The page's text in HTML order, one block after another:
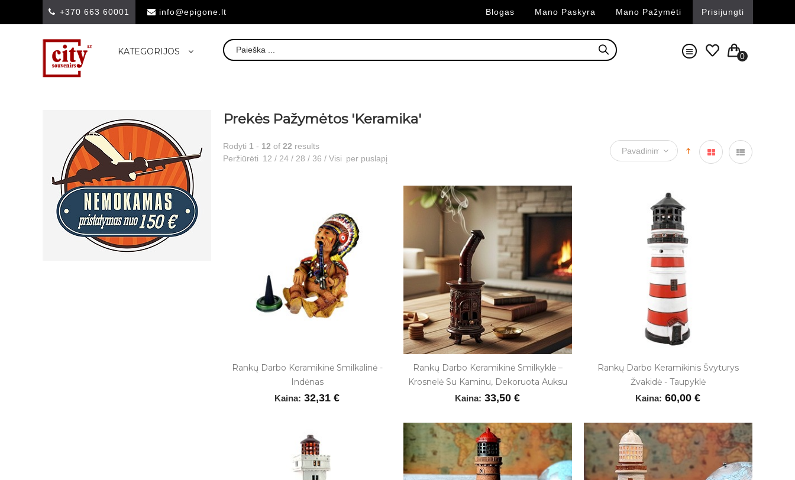
+370 663 60001 info@epigone.lt Blogas Mano Paskyra Mano Pažymėti Prisijungti
KATEGORIJOS 0
Prekės Pažymėtos 'Keramika'
Rodyti 1 - 12 of 22 results
Peržiūrėti 12 / 24 / 28 / 36 / Visi per puslapį
Rankų Darbo Keramikinė Smilkalinė -
Indėnas
Kaina: 32,31 €
Rankų Darbo Keramikinė Smilkyklė –
Krosnelė Su Kaminu, Dekoruota Auksu
Kaina: 33,50 €
Rankų Darbo Keramikinis Švyturys
Žvakidė - Taupyklė
Kaina: 60,00 €